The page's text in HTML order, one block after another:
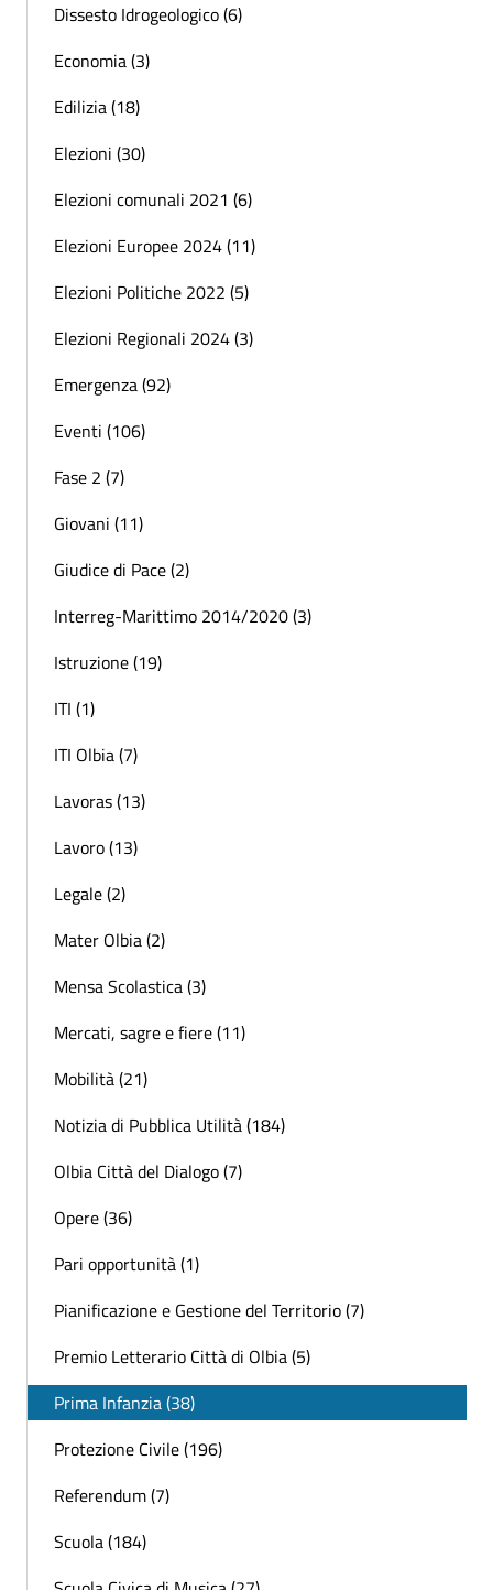
Dissesto Idrogeologico (6)
Economia (3)
Edilizia (18)
Elezioni (30)
Elezioni comunali 2021 (6)
Elezioni Europee 2024 (11)
Elezioni Politiche 2022 (5)
Elezioni Regionali 2024 (3)
Emergenza (92)
Eventi (106)
Fase 2 (7)
Giovani (11)
Giudice di Pace (2)
Interreg-Marittimo 2014/2020 (3)
Istruzione (19)
ITI (1)
ITI Olbia (7)
Lavoras (13)
Lavoro (13)
Legale (2)
Mater Olbia (2)
Mensa Scolastica (3)
Mercati, sagre e fiere (11)
Mobilità (21)
Notizia di Pubblica Utilità (184)
Olbia Città del Dialogo (7)
Opere (36)
Pari opportunità (1)
Pianificazione e Gestione del Territorio (7)
Premio Letterario Città di Olbia (5)
Prima Infanzia (38)
Protezione Civile (196)
Referendum (7)
Scuola (184)